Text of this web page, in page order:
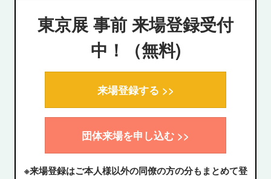
東京展 事前 来場登録受付
中！（無料)
来場登録する >>
団体来場を申し込む >>
※来場登録はご本人様以外の同僚の方の分もまとめて登